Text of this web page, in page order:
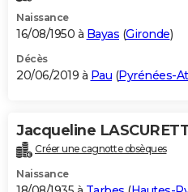
Naissance
16/08/1950 à Bayas (Gironde)
Décès
20/06/2019 à Pau (Pyrénées-
Jacqueline
Créer une cagnotte obsèques
Naissance